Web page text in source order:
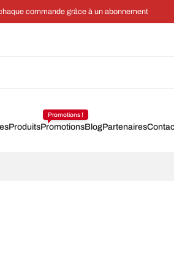
ProduitsPromotions
Promotions !
BlogPartenaires